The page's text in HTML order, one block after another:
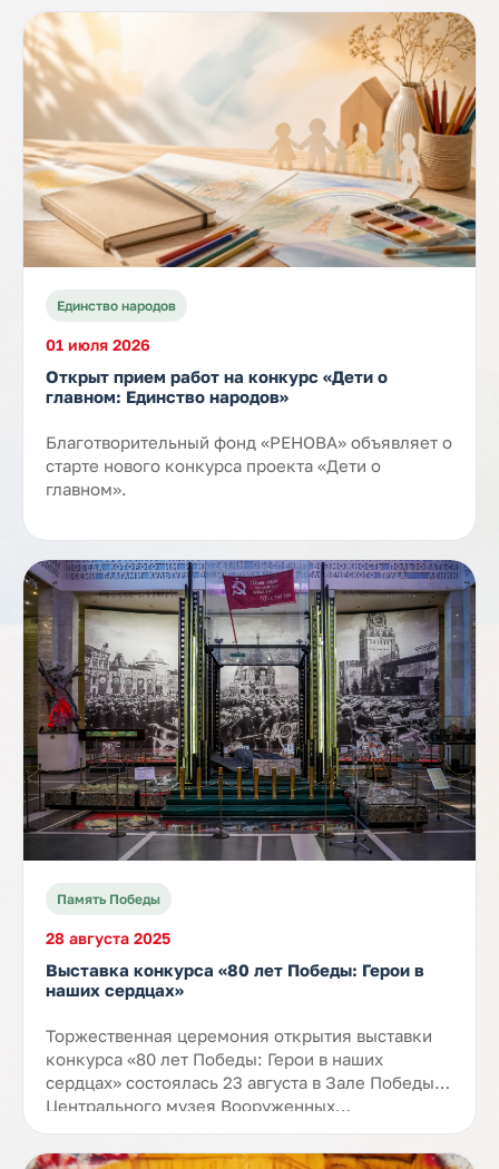
Единство народов
01 июля 2026
Открыт прием работ на конкурс «Дети о
главном: Единство народов»
Благотворительный фонд «РЕНОВА» объявляет о
старте нового конкурса проекта «Дети о
главном».
Память Победы
28 августа 2025
Выставка конкурса «80 лет Победы: Герои в
наших сердцах»
Торжественная церемония открытия выставки
конкурса «80 лет Победы: Герои в наших
сердцах» состоялась 23 августа в Зале Победы
Центрального музея Вооруженных…